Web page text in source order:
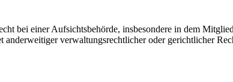
bei einer Aufsichtsbehörde, insbesondere in dem
anderweitiger verwaltungsrechtlicher oder gerichtlicher